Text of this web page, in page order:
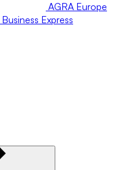
AGRA Europe
Business Express